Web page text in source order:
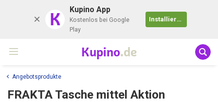
K Kupino App
Kostenlos bei Google
Play
Installieren
Kupino.de
Angebotsprodukte
FRAKTA Tasche mittel Aktion